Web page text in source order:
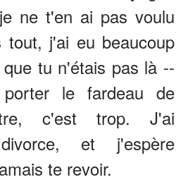
ne t'en ai pas voulu
j'ai eu beaucoup
tu n'étais pas là --
le fardeau de
c'est trop. J'ai
et j'espère
te revoir.